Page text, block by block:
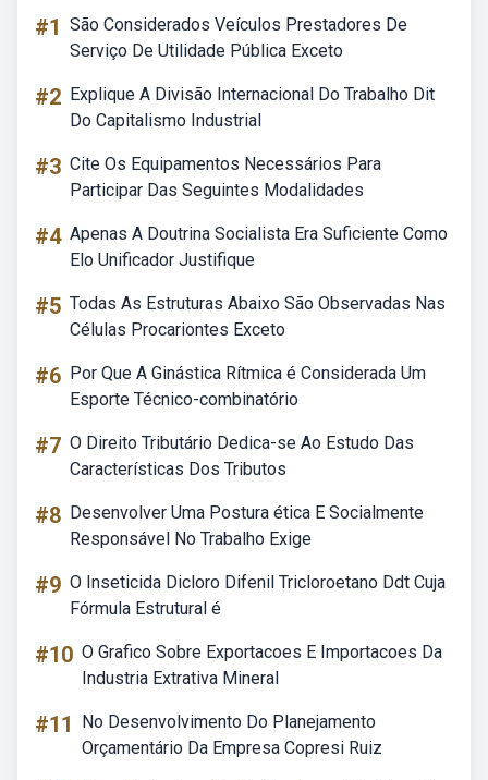
#1 São Considerados Veículos Prestadores De
Serviço De Utilidade Pública Exceto
#2 Explique A Divisão Internacional Do Trabalho Dit
Do Capitalismo Industrial
#3 Cite Os Equipamentos Necessários Para
Participar Das Seguintes Modalidades
#4 Apenas A Doutrina Socialista Era Suficiente Como
Elo Unificador Justifique
#5 Todas As Estruturas Abaixo São Observadas Nas
Células Procariontes Exceto
#6 Por Que A Ginástica Rítmica é Considerada Um
Esporte Técnico-combinatório
#7 O Direito Tributário Dedica-se Ao Estudo Das
Características Dos Tributos
#8 Desenvolver Uma Postura ética E Socialmente
Responsável No Trabalho Exige
#9 O Inseticida Dicloro Difenil Tricloroetano Ddt Cuja
Fórmula Estrutural é
#10 O Grafico Sobre Exportacoes E Importacoes Da
Industria Extrativa Mineral
#11
No Desenvolvimento Do Planejamento
Orçamentário Da Empresa Copresi Ruiz